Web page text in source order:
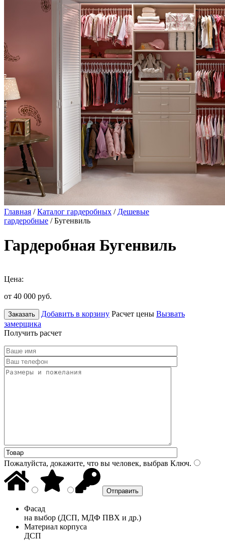
Главная /Каталог гардеробных / Дешевые
гардеробные / Бугенвиль
Гардеробная Бугенвиль
Цена:
от 40 000 руб.
Заказать Добавить в корзину Расчет цены Вызвать
замерщика
Получить расчет
Пожалуйста, докажите, что вы человек, выбрав Ключ.
Фасад
на выбор (ДСП, МДФ ПВХ и др.)
Материал корпуса
ДСП